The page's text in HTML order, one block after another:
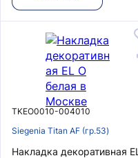
TKEO0010-004010
Siegenia Titan AF (гр.53)
Накладка декоративная EL